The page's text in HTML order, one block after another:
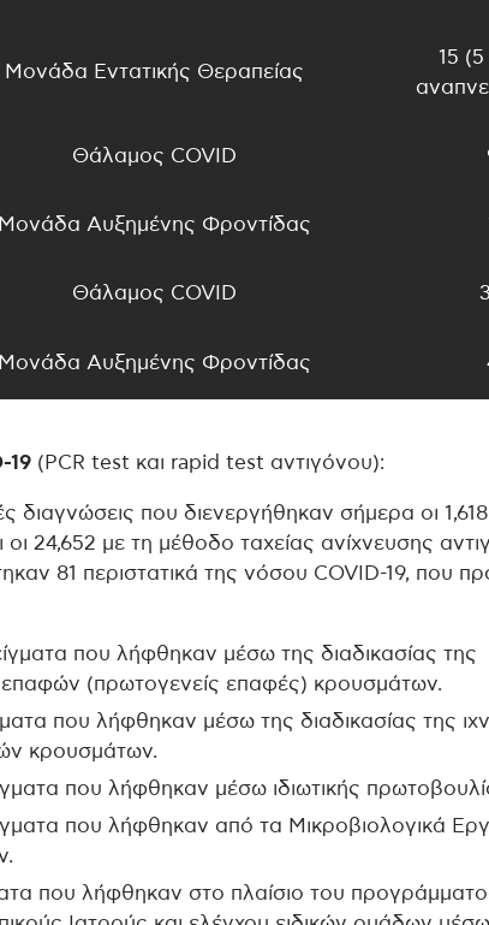
Μονάδα Εντατικής Θεραπείας
15 (5
Θάλαμος COVID
Μονάδα Αυξημένης Φροντίδας
Θάλαμος COVID
Μονάδα Αυξημένης Φροντίδας
19 (PCR test και rapid test αντιγόνου):
διαγνώσεις που διενεργήθηκαν σήμερα οι
24,652 με τη μέθοδο ταχείας ανίχνευσης
81 περιστατικά της νόσου COVID-19, που
που λήφθηκαν μέσω της διαδικασίας της
(πρωτογενείς επαφές) κρουσμάτων.
που λήφθηκαν μέσω της διαδικασίας της
κρουσμάτων.
που λήφθηκαν μέσω ιδιωτικής
που λήφθηκαν από τα Μικροβιολογικά
που λήφθηκαν στο πλαίσιο του